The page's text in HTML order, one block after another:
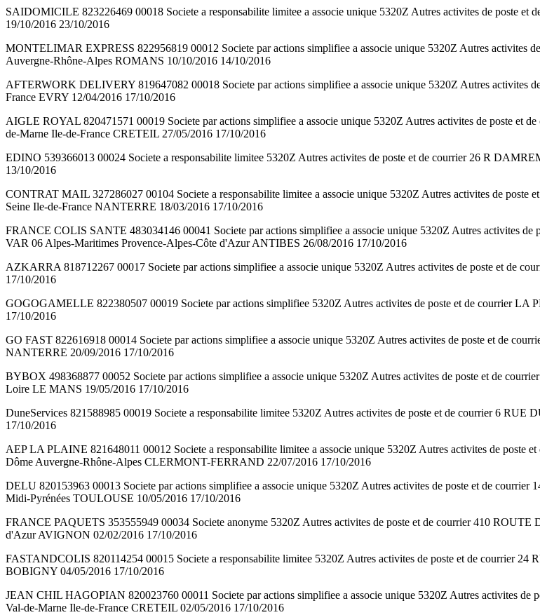
SAIDOMICILE 823226469 00018 Societe a responsabilite limitee a associe unique 5320Z Autres activites de poste
19/10/2016 23/10/2016
MONTELIMAR EXPRESS 822956819 00012 Societe par actions simplifiee a associe unique 5320Z Autres
Auvergne-Rhône-Alpes ROMANS 10/10/2016 14/10/2016
AFTERWORK DELIVERY 819647082 00018 Societe par actions simplifiee a associe unique 5320Z Autres
France EVRY 12/04/2016 17/10/2016
AIGLE ROYAL 820471571 00019 Societe par actions simplifiee a associe unique 5320Z Autres activites de poste
de-Marne Ile-de-France CRETEIL 27/05/2016 17/10/2016
EDINO 539366013 00024 Societe a responsabilite limitee 5320Z Autres activites de poste et de courrier 26 R
13/10/2016
CONTRAT MAIL 327286027 00104 Societe a responsabilite limitee a associe unique 5320Z Autres activites de
Seine Ile-de-France NANTERRE 18/03/2016 17/10/2016
FRANCE COLIS SANTE 483034146 00041 Societe par actions simplifiee a associe unique 5320Z Autres activites
VAR 06 Alpes-Maritimes Provence-Alpes-Côte d'Azur ANTIBES 26/08/2016 17/10/2016
AZKARRA 818712267 00017 Societe par actions simplifiee a associe unique 5320Z Autres activites de poste et de
17/10/2016
GOGOGAMELLE 822380507 00019 Societe par actions simplifiee 5320Z Autres activites de poste et de courrier
17/10/2016
GO FAST 822616918 00014 Societe par actions simplifiee a associe unique 5320Z Autres activites de poste et de
NANTERRE 20/09/2016 17/10/2016
BYBOX 498368877 00052 Societe par actions simplifiee a associe unique 5320Z Autres activites de poste et de
Loire LE MANS 19/05/2016 17/10/2016
DuneServices 821588985 00019 Societe a responsabilite limitee 5320Z Autres activites de poste et de courrier 6
17/10/2016
AEP LA PLAINE 821648011 00012 Societe a responsabilite limitee a associe unique 5320Z Autres activites de
Dôme Auvergne-Rhône-Alpes CLERMONT-FERRAND 22/07/2016 17/10/2016
DELU 820153963 00013 Societe par actions simplifiee a associe unique 5320Z Autres activites de poste et de
Midi-Pyrénées TOULOUSE 10/05/2016 17/10/2016
FRANCE PAQUETS 353555949 00034 Societe anonyme 5320Z Autres activites de poste et de courrier 410
d'Azur AVIGNON 02/02/2016 17/10/2016
FASTANDCOLIS 820114254 00015 Societe a responsabilite limitee 5320Z Autres activites de poste et de courrier
BOBIGNY 04/05/2016 17/10/2016
JEAN CHIL HAGOPIAN 820023760 00011 Societe par actions simplifiee a associe unique 5320Z Autres activites
Val-de-Marne Ile-de-France CRETEIL 02/05/2016 17/10/2016